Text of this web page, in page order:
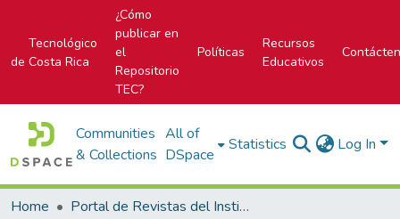
Tecnológico
de Costa Rica
¿Cómo
publicar en
el
Repositorio
TEC?
Políticas
Recursos
Educativos
Communities
& Collections
All of
DSpace
Statistics Log In
Home
Portal de Revistas del Instituto Tecnológico de Costa Rica